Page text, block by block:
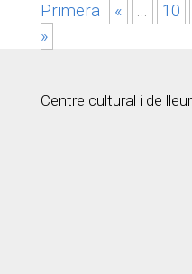
Primera
« ... 10
»
Centre cultural i de